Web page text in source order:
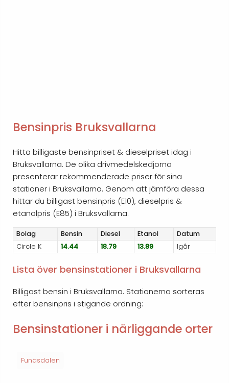
Bensinpris Bruksvallarna
Hitta billigaste bensinpriset & dieselpriset idag i
Bruksvallarna. De olika drivmedelskedjorna
presenterar rekommenderade priser för sina
stationer i Bruksvallarna. Genom att jämföra dessa
hittar du billigast bensinpris (E10), dieselpris &
etanolpris (E85) i Bruksvallarna.
Bolag Bensin Diesel Etanol
Datum
Circle K
14.44 18.79 13.89 Igår
Lista över bensinstationer i Bruksvallarna
Billigast bensin i Bruksvallarna. Stationerna sorteras
efter bensinpris i stigande ordning:
Bensinstationer i närliggande orter
Funäsdalen